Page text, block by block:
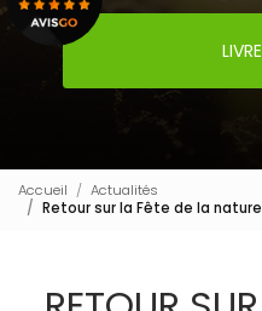
Accueil
Actualités
Retour sur la Fête de la